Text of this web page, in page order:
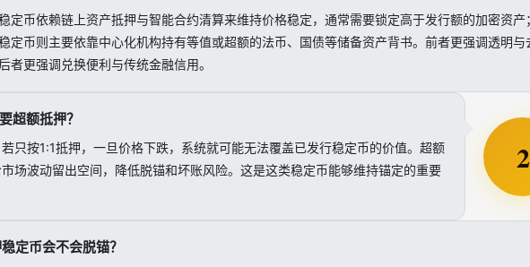
定币依赖链上资产抵押与智能合约清算来维持价格稳定，通常需要锁定高于发行额的加密资产；
定币则主要依靠中心化机构持有等值或超额的法币、国债等储备资产背书。前者更强调透明与
者更强调兑换便利与传统金融信用。
2
超额抵押？
只按1:1抵押，一旦价格下跌，系统就可能无法覆盖已发行稳定币的价值。超额
场波动留出空间，降低脱锚和坏账风险。这是这类稳定币能够维持锚定的重要
定币会不会脱锚？